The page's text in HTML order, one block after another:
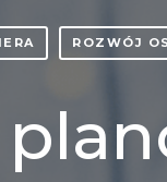
ROZWÓJ